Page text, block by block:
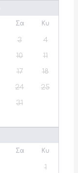
Σα Κυ
3
4
10
11
17
18
24
25
31
Σα Κυ
1